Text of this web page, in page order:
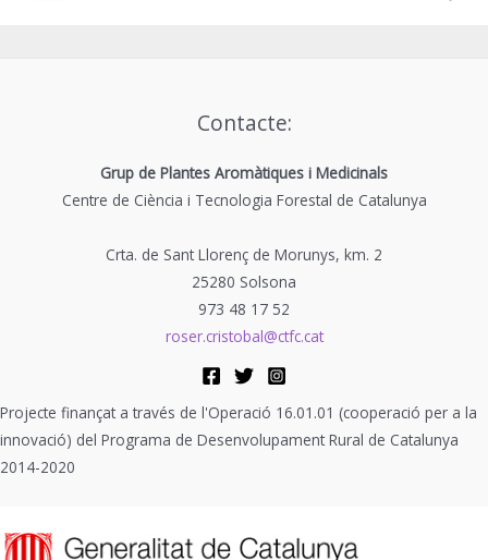
Contacte:
Grup de Plantes Aromàtiques i Medicinals
Centre de Ciència i Tecnologia Forestal de Catalunya
Crta. de Sant Llorenç de Morunys, km. 2
25280 Solsona
973 48 17 52
roser.cristobal@ctfc.cat
Projecte finançat a través de l'Operació 16.01.01 (cooperació per a la
innovació) del Programa de Desenvolupament Rural de Catalunya
2014-2020